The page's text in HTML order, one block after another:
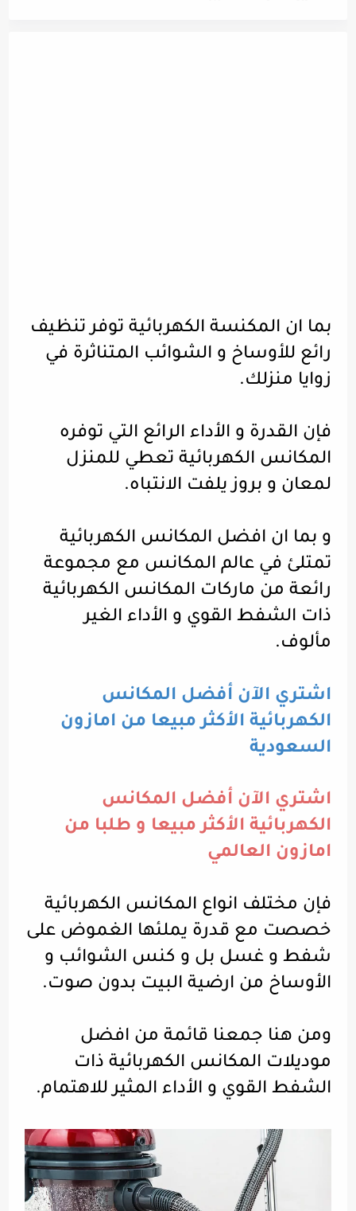
بما ان المكنسة الكهربائية توفر تنظيف
رائع للأوساخ و الشوائب المتناثرة في
زوايا منزلك.
فإن القدرة و الأداء الرائع التي توفره
المكانس الكهربائية تعطي للمنزل
لمعان و بروز يلفت الانتباه.
و بما ان افضل المكانس الكهربائية
تمتلئ في عالم المكانس مع مجموعة
رائعة من ماركات المكانس الكهربائية
ذات الشفط القوي و الأداء الغير
مألوف.
اشتري الآن أفضل المكانس
الكهربائية الأكثر مبيعا من امازون
السعودية
اشتري الآن أفضل المكانس
الكهربائية الأكثر مبيعا و طلبا من
امازون العالمي
فإن مختلف انواع المكانس الكهربائية
خصصت مع قدرة يملئها الغموض على
شفط و غسل بل و كنس الشوائب و
الأوساخ من ارضية البيت بدون صوت.
ومن هنا جمعنا قائمة من افضل
موديلات المكانس الكهربائية ذات
الشفط القوي و الأداء المثير للاهتمام.